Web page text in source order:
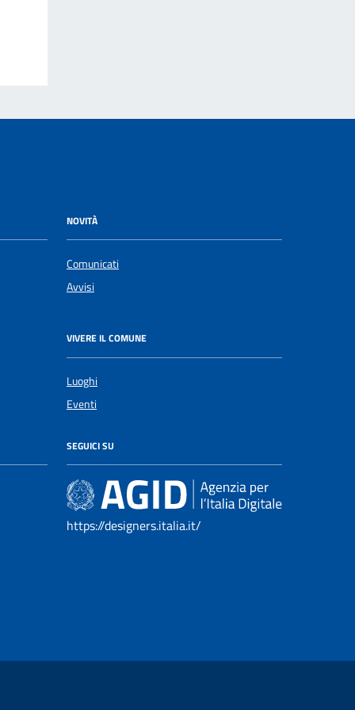
NOVITÀ
Comunicati
Avvisi
VIVERE IL COMUNE
Luoghi
Eventi
SEGUICI SU
https://designers.italia.it/